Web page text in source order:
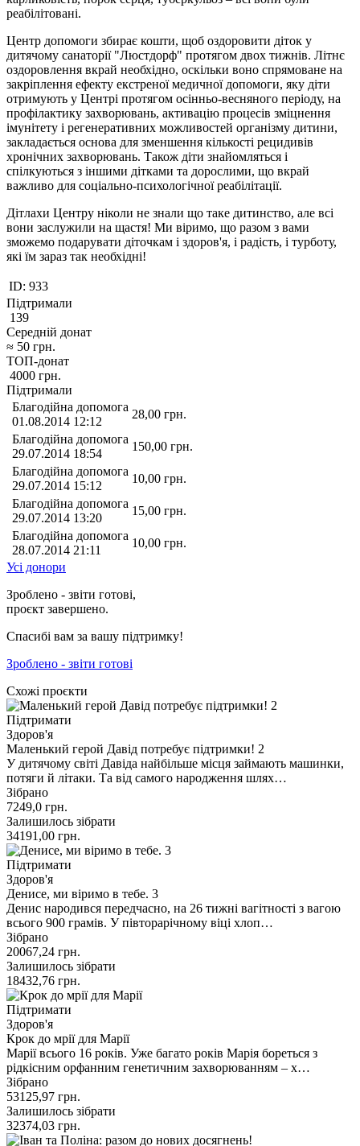
реабілітовані.
Центр допомоги збирає кошти, щоб оздоровити діток у
дитячому санаторії "Люстдорф" протягом двох тижнів. Літнє
оздоровлення вкрай необхідно, оскільки воно спрямоване на
закріплення ефекту екстреної медичної допомоги, яку діти
отримують у Центрі протягом осінньо-весняного періоду, на
профілактику захворювань, активацію процесів зміцнення
імунітету і регенеративних можливостей організму дитини,
закладається основа для зменшення кількості рецидивів
хронічних захворювань. Також діти знайомляться і
спілкуються з іншими дітками та дорослими, що вкрай
важливо для соціально-психологічної реабілітації.
Дітлахи Центру ніколи не знали що таке дитинство, але всі
вони заслужили на щастя! Ми віримо, що разом з вами
зможемо подарувати діточкам і здоров'я, і радість, і турботу,
які їм зараз так необхідні!
ID: 933
Підтримали
139
Середній донат
≈ 50 грн.
ТОП-донат
4000 грн.
Підтримали
Благодійна допомога
01.08.2014 12:12
28,00 грн.
Благодійна допомога
29.07.2014 18:54
150,00 грн.
Благодійна допомога
29.07.2014 15:12
10,00 грн.
Благодійна допомога
29.07.2014 13:20
15,00 грн.
Благодійна допомога
28.07.2014 21:11
10,00 грн.
Усі донори
Зроблено - звіти готові,
проєкт завершено.
Спасибі вам за вашу підтримку!
Зроблено - звіти готові
Схожі проєкти
Підтримати
Здоров'я
Маленький герой Давід потребує підтримки! 2
У дитячому світі Давіда найбільше місця займають машинки,
потяги й літаки. Та від самого народження шлях…
Зібрано
7249,0 грн.
Залишилось зібрати
34191,00 грн.
Підтримати
Здоров'я
Денисе, ми віримо в тебе. 3
Денис народився передчасно, на 26 тижні вагітності з вагою
всього 900 грамів. У півторарічному віці хлоп…
Зібрано
20067,24 грн.
Залишилось зібрати
18432,76 грн.
Підтримати
Здоров'я
Крок до мрії для Марії
Марії всього 16 років. Уже багато років Марія бореться з
рідкісним орфанним генетичним захворюванням – х…
Зібрано
53125,97 грн.
Залишилось зібрати
32374,03 грн.